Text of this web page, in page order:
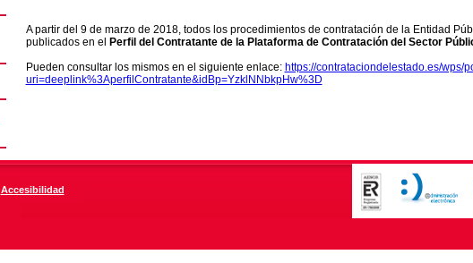
A partir del 9 de marzo de 2018, todos los procedimientos de contratación de la Entidad
publicados en el
Perfil del Contratante de la Plataforma de Contratación del Sector
Pueden consultar los mismos en el siguiente enlace: https://contrataciondelestado.es/wps/
uri=deeplink%3AperfilContratante&idBp=YzklNNbkpHw%3D
Accesibilidad